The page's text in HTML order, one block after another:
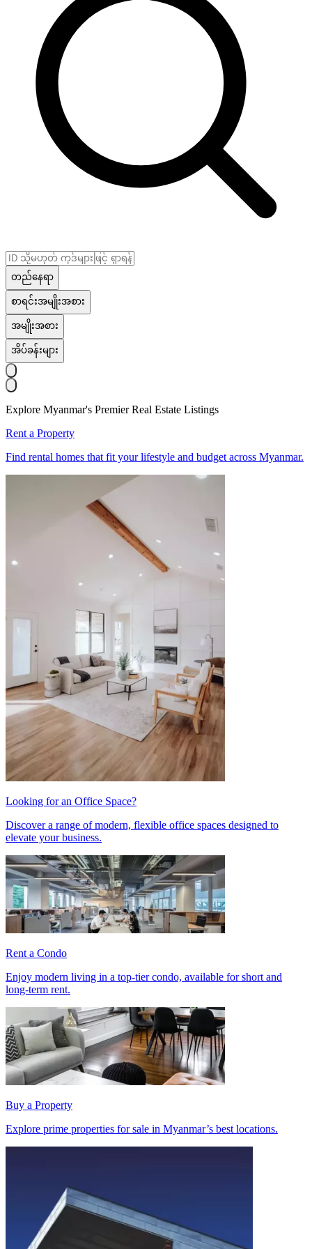
တည်နေရာ
စာရင်းအမျိုးအစား
အမျိုးအစား
အိပ်ခန်းများ
Explore Myanmar's Premier Real Estate Listings
Rent a Property
Find rental homes that fit your lifestyle and budget across Myanmar.
Looking for an Office Space?
Discover a range of modern, flexible office spaces designed to
elevate your business.
Rent a Condo
Enjoy modern living in a top-tier condo, available for short and
long-term rent.
Buy a Property
Explore prime properties for sale in Myanmar’s best locations.